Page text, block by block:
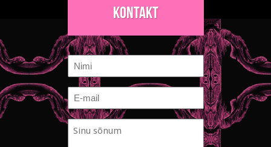
Kontakt
Nimi
E-
mail
Sinu